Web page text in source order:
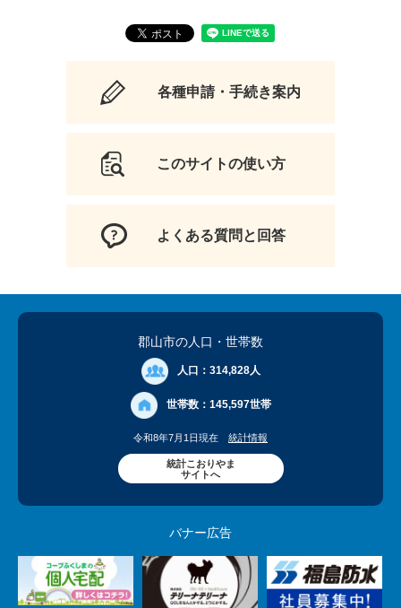
各種申請・手続き案内
このサイトの使い方
よくある質問と回答
郡山市の人口 ・世帯数
人口： 314,828人
世帯数： 145,597世帯
令和8年7月1日現在 統計情報
統計こおりやま
サイトへ
バナー広告